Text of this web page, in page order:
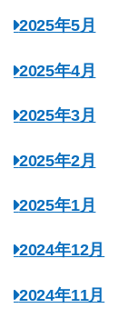
2025年5月
2025年4月
2025年3月
2025年2月
2025年1月
2024年12月
2024年11月